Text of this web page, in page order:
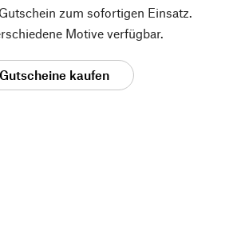
zum sofortigen Einsatz.
Motive verfügbar.
Gutscheine kaufen